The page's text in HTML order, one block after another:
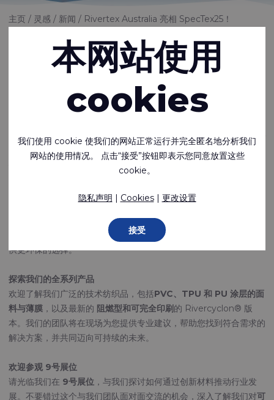
主页 灵感 新闻 Rivertex Australia 亮相 SpecTex25！
Rivertex Australia
亮相 SpecTex25！
中心（Crown Conference Centre）举办的SpecTex25。作
为铜牌赞助商，我们自豪地支持这一专业纺织品行业的重要盛会。
Rivercyclon®
在我们的展位上，我们将展示Rivercyclon®—— 一种可持续替代
传统PVC涂层面料的创新解决方案。由100%可回收聚丙烯制成
无毒、可焊接、重量轻
，在不影响性能的前提下，提
供更环保的选择。
探索我们的全系列产品
欢迎了解我们广泛的技术纺织品，包括PVC、TPU 和 PU 涂层的面
料与薄膜 ，以及最新的 阻燃型和可完全印刷 的 Rivercyclon® 版
本。我们的团队将在现场为您提供专业建议，帮助您找到符合需求的
解决方案，并共同迈向可持续的未来。
欢迎参观 9号展位
请光临我们在 9号展位 ，与我们探讨如何通过创新材料推动行业发
展。不要错过这个与我们团队面对面交流的机会，深入了解我们对可
本网站使用
cookies
我们使用 cookie 使我们的网站正常运行并完全匿名地分析我们
网站的使用情况。 点击“接受”按钮即表示您同意放置这些
cookie。
隐私声明 | Cookies| 更改设置
接受